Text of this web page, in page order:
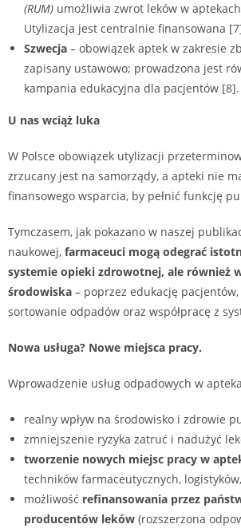
(RUM) umożliwia zwrot leków w
Utylizacja jest centralnie finansowana
Szwecja – obowiązek aptek w zakresie
zapisany ustawowo; prowadzona jest
kampania edukacyjna dla pacjentów [8].
U nas wciąż luka
W Polsce obowiązek utylizacji
zrzucany jest na samorządy, a apteki nie
finansowego wsparcia, by pełnić funkcję
Tymczasem, jak pokazano w naszej
naukowej,farmaceuci mogą odegrać
systemie opieki zdrowotnej, ale również
środowiska – poprzez edukację pacjentów,
sortowanie odpadów oraz współpracę z
Nowa usługa? Nowe miejsca pracy.
Wprowadzenie usług odpadowych w
realny wpływ na środowisko i zdrowie
zmniejszenie ryzyka zatruć i nadużyć
tworzenie nowych miejsc pracy w
techników farmaceutycznych,
możliwość refinansowania przez
producentów leków (rozszerzona